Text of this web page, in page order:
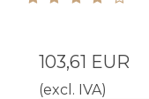
103,61 EUR
(excl. IVA)